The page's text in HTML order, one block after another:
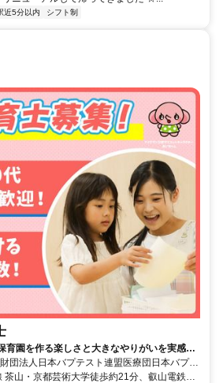
近5分以内 シフト制
育園を作る楽しさと大きなやりがいを実感で
休取得率100％
法人日本バプテスト連盟医療団日本バプテ
園
茶山・京都芸術大学徒歩約21分、叡山電鉄本